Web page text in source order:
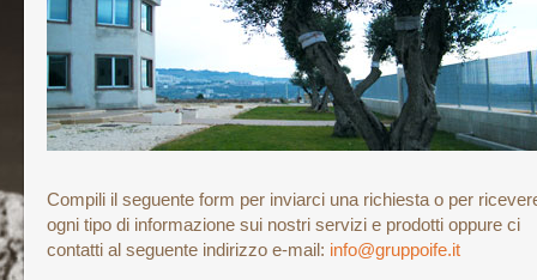
Compili il seguente form per inviarci una richiesta o per
ogni tipo di informazione sui nostri servizi e prodotti oppure ci
contatti al seguente indirizzo e-mail: info@gruppoife.it